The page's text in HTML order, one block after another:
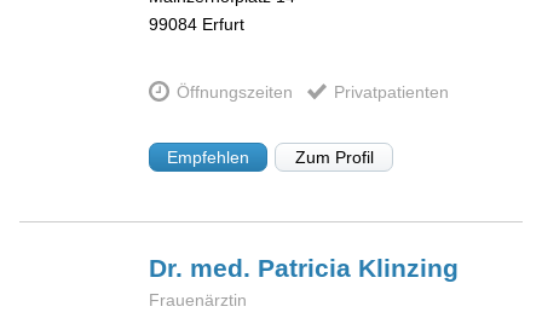
99084 Erfurt
Öffnungszeiten Privatpatienten
Empfehlen Zum Profil
Dr. med. Patricia Klinzing
Frauenärztin